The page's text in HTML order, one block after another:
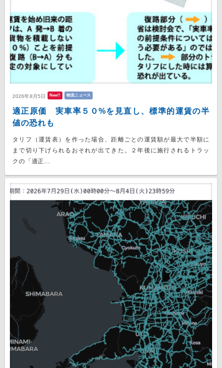
2026年8月5日 New!! 物流ニュース
適正原価 実車率５０%を見直し、標準的運賃の半
値の恐れも
タリフ（運賃表）を作った場合、距離ごとの運賃額が最大で半額に
まで切り下げられるおそれが出てきた。２年後に施行されるトラッ
クの「適正...